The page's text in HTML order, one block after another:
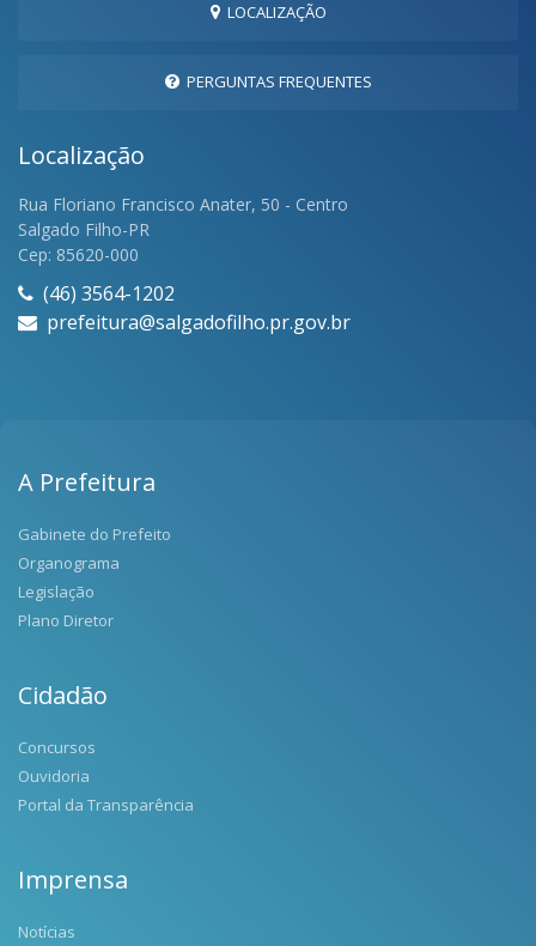
LOCALIZAÇÃO
PERGUNTAS FREQUENTES
Localização
Rua Floriano Francisco Anater, 50 - Centro
Salgado Filho-PR
Cep: 85620-000
(46) 3564-1202
prefeitura@salgadofilho.pr.gov.br
A Prefeitura
Gabinete do Prefeito
Organograma
Legislação
Plano Diretor
Cidadão
Concursos
Ouvidoria
Portal da Transparência
Imprensa
Notícias